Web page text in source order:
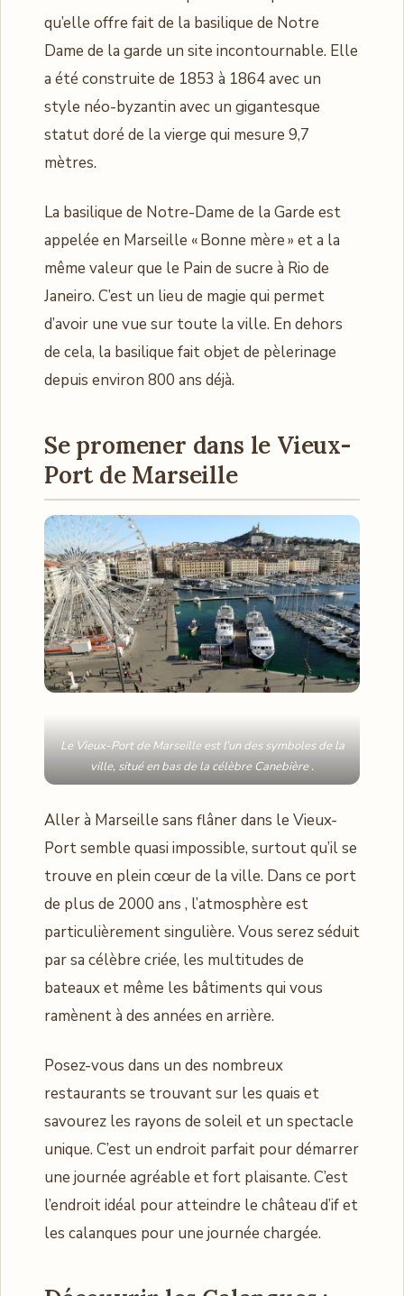
qu’elle offre fait de la basilique de Notre
Dame de la garde un site incontournable. Elle
a été construite de 1853 à 1864 avec un
style néo-byzantin avec un gigantesque
statut doré de la vierge qui mesure 9,7
mètres.
La basilique de Notre-Dame de la Garde est
appelée en Marseille « Bonne mère » et a la
même valeur que le Pain de sucre à Rio de
Janeiro. C’est un lieu de magie qui permet
d’avoir une vue sur toute la ville. En dehors
de cela, la basilique fait objet de pèlerinage
depuis environ 800 ans déjà.
Se promener dans le Vieux-
Port de Marseille
Le Vieux-Port de Marseille est l’un des symboles de la
ville, situé en bas de la célèbre Canebière .
Aller à Marseille sans flâner dans le Vieux-
Port semble quasi impossible, surtout qu’il se
trouve en plein cœur de la ville. Dans ce port
de plus de 2000 ans , l’atmosphère est
particulièrement singulière. Vous serez séduit
par sa célèbre criée, les multitudes de
bateaux et même les bâtiments qui vous
ramènent à des années en arrière.
Posez-vous dans un des nombreux
restaurants se trouvant sur les quais et
savourez les rayons de soleil et un spectacle
unique. C’est un endroit parfait pour démarrer
une journée agréable et fort plaisante. C’est
l’endroit idéal pour atteindre le château d’if et
les calanques pour une journée chargée.